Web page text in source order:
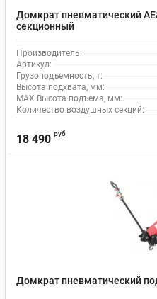
Домкрат пневматический
секционный
Производитель:
Артикул:
Грузоподъемность, т:
Высота подхвата, мм:
MAX Высота подъема, мм:
Количество воздушных секций:
18 490 руб
Домкрат пневматический